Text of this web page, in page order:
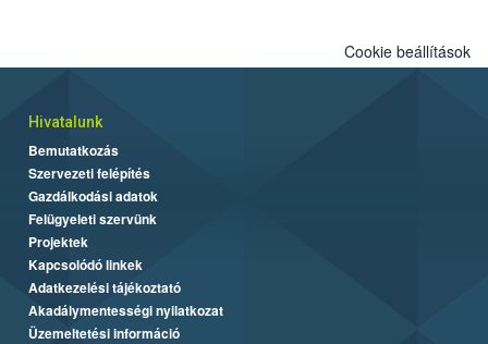
Cookie beállítások
Hivatalunk
Bemutatkozás
Szervezeti felépítés
Gazdálkodási adatok
Felügyeleti szervünk
Projektek
Kapcsolódó linkek
Adatkezelési tájékoztató
Akadálymentességi nyilatkozat
Üzemeltetési információ